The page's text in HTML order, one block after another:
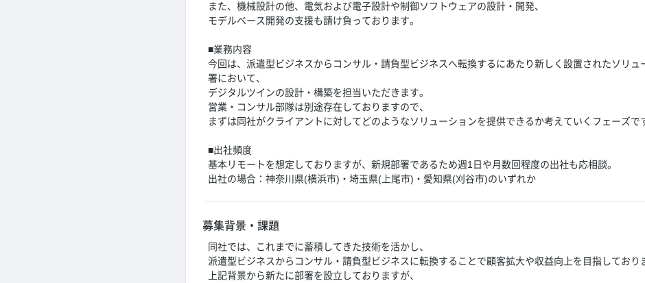
また、機械設計の他、電気および電子設計や制御ソフトウェアの設計・開発、
モデルベース開発の支援も請け負っております。
■業務内容
今回は、派遣型ビジネスからコンサル・請負型ビジネスへ転換するにあたり新しく設置されたソリュ
署において、
デジタルツインの設計・構築を担当いただきます。
営業・コンサル部隊は別途存在しておりますので、
まずは同社がクライアントに対してどのようなソリューションを提供できるか考えていくフェーズで
■出社頻度
基本リモートを想定しておりますが、新規部署であるため週1日や月数回程度の出社も応相談。
出社の場合：神奈川県(横浜市)・埼玉県(上尾市)・愛知県(刈谷市)のいずれか
募集背景・課題
同社では、これまでに蓄積してきた技術を活かし、
派遣型ビジネスからコンサル・請負型ビジネスに転換することで顧客拡大や収益向上を目指しており
上記背景から新たに部署を設立しておりますが、